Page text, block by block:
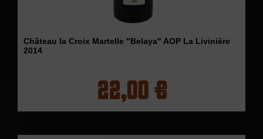
Château la Croix Martelle "Belaya" AOP La Livinière
2014
22,00 €